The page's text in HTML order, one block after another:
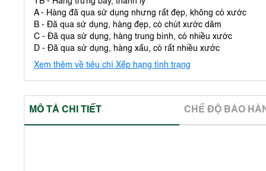
A - Hàng đã qua sử dụng nhưng rất đẹp, không có xước
B - Đã qua sử dụng, hàng đẹp, có chút xước dăm
C - Đã qua sử dụng, hàng trung bình, có nhiều xước
D - Đã qua sử dụng, hàng xấu, có rất nhiều xước
Xem thêm về tiêu chí Xếp hạng tình trạng
MÔ TẢ CHI TIẾT CHẾ ĐỘ BẢO